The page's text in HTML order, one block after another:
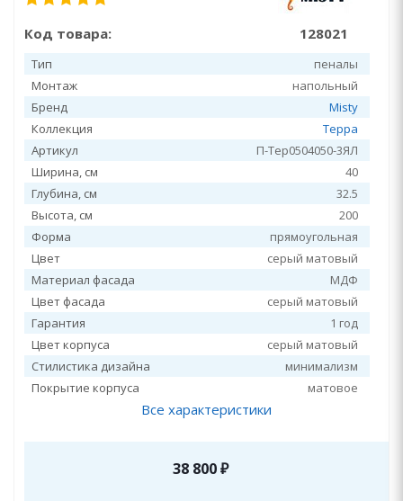
Код товара: 128021
Тип
пеналы
Монтаж
напольный
Бренд
Misty
Коллекция
Терра
Артикул
П-Тер0504050-3ЯЛ
Ширина, см
40
Глубина, см
32.5
Высота, см
200
Форма
прямоугольная
Цвет
серый матовый
Материал фасада
МДФ
Цвет фасада
серый матовый
Гарантия
1 год
Цвет корпуса
серый матовый
Стилистика дизайна
минимализм
Покрытие корпуса
матовое
Все характеристики
38 800₽